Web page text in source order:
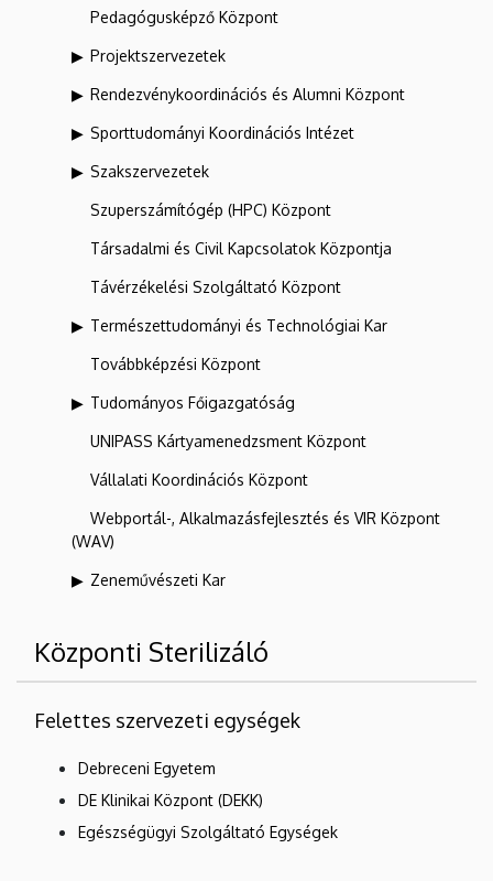
Pedagógusképző Központ
Projektszervezetek
Rendezvénykoordinációs és Alumni Központ
Sporttudományi Koordinációs Intézet
Szakszervezetek
Szuperszámítógép (HPC) Központ
Társadalmi és Civil Kapcsolatok Központja
Távérzékelési Szolgáltató Központ
Természettudományi és Technológiai Kar
Továbbképzési Központ
Tudományos Főigazgatóság
UNIPASS Kártyamenedzsment Központ
Vállalati Koordinációs Központ
Webportál-, Alkalmazásfejlesztés és VIR Központ
(WAV)
Zeneművészeti Kar
Központi Sterilizáló
Felettes szervezeti egységek
Debreceni Egyetem
DE Klinikai Központ (DEKK)
Egészségügyi Szolgáltató Egységek